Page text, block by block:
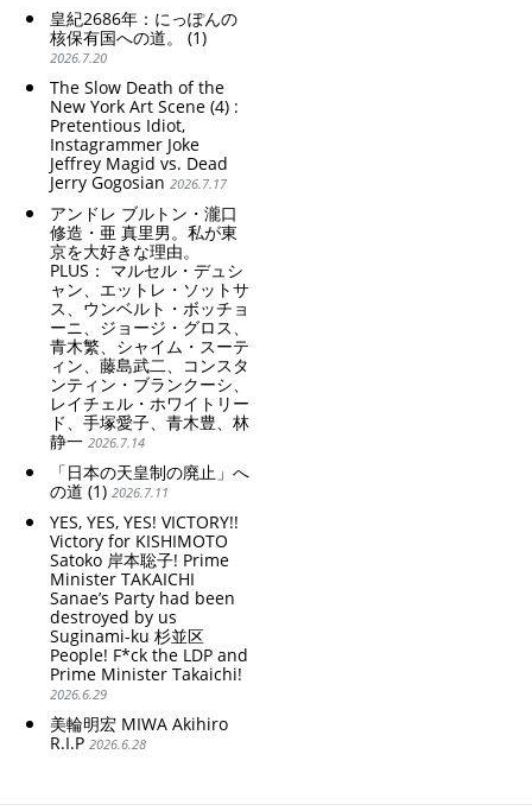
皇紀2686年：にっぽんの
核保有国への道。 (1)
2026.7.20
The Slow Death of the
New York Art Scene (4) :
Pretentious Idiot,
Instagrammer Joke
Jeffrey Magid vs. Dead
Jerry Gogosian 2026.7.17
アンドレ ブルトン・瀧口
修造・亜 真里男。私が東
京を大好きな理由。
PLUS： マルセル・デュシ
ャン、エットレ・ソットサ
ス、ウンベルト・ボッチョ
ーニ、ジョージ・グロス、
青木繁、シャイム・スーテ
ィン、藤島武二、コンスタ
ンティン・ブランクーシ、
レイチェル・ホワイトリー
ド、手塚愛子、青木豊、林
静一 2026.7.14
「日本の天皇制の廃止」へ
の道 (1) 2026.7.11
YES, YES, YES! VICTORY!!
Victory for KISHIMOTO
Satoko 岸本聡子! Prime
Minister TAKAICHI
Sanae’s Party had been
destroyed by us
Suginami-ku 杉並区
People! F*ck the LDP and
Prime Minister Takaichi!
2026.6.29
美輪明宏 MIWA Akihiro
R.I.P 2026.6.28